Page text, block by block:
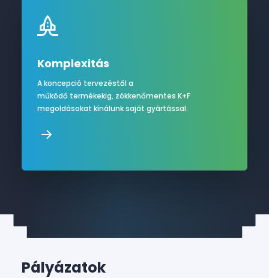
Komplexitás
A koncepció tervezéstől a
működő termékekig, zökkenőmentes K+F
megoldásokat kínálunk saját gyártással.
Pályázatok